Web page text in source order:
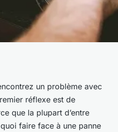
dépannage
base et
?
un problème avec
réflexe est de
que la plupart d’entre
faire face à une panne